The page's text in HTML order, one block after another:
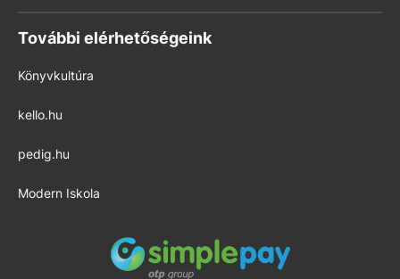
További elérhetőségeink
Könyvkultúra
kello.hu
pedig.hu
Modern Iskola